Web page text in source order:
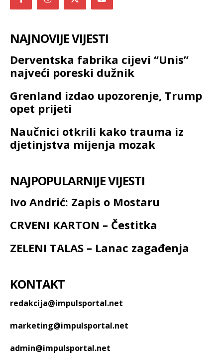
NAJNOVIJE VIJESTI
Derventska fabrika cijevi “Unis”
najveći poreski dužnik
Grenland izdao upozorenje, Trump
opet prijeti
Naučnici otkrili kako trauma iz
djetinjstva mijenja mozak
NAJPOPULARNIJE VIJESTI
Ivo Andrić: Zapis o Mostaru
CRVENI KARTON – Čestitka
ZELENI TALAS – Lanac zagađenja
KONTAKT
redakcija@impulsportal.net
marketing@impulsportal.net
admin@impulsportal.net